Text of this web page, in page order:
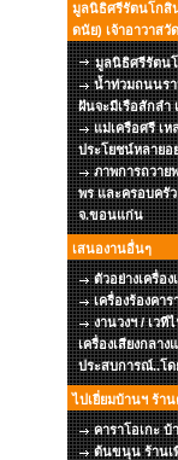
มูลนิธิศรีรัตนโกสิ
ดนัย) เจ้าอาวาสวั
มูลนิธิศรีรัตนโ
น้ำท่วมถนนรา
ฝันจะมีเรือสักลำ
แม่เครือศรี เ
ประโยชน์หลายอ
ภาพการถวาย
พร และครอบครั
จ.ขอนแก่น
เสนองานอื่นๆ
ตัวอย่างเครื่อ
เครื่องร้องคา
งานวงฯ / เว
เครื่องเสียงกลา
ประสบการณ์..โ
ไปเยี่ยมบ้านฯ ร้า
คาราโอเกะ
ต้นขนุน ร้านเ